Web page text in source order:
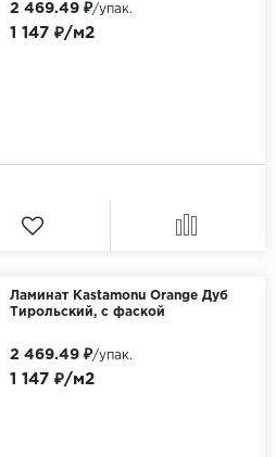
1 147 ₽/м2
2 469.49 ₽/упак.
Ламинат Kastamonu Orange Дуб
Тирольский, с фаской
1 147 ₽/м2
2 469.49 ₽/упак.